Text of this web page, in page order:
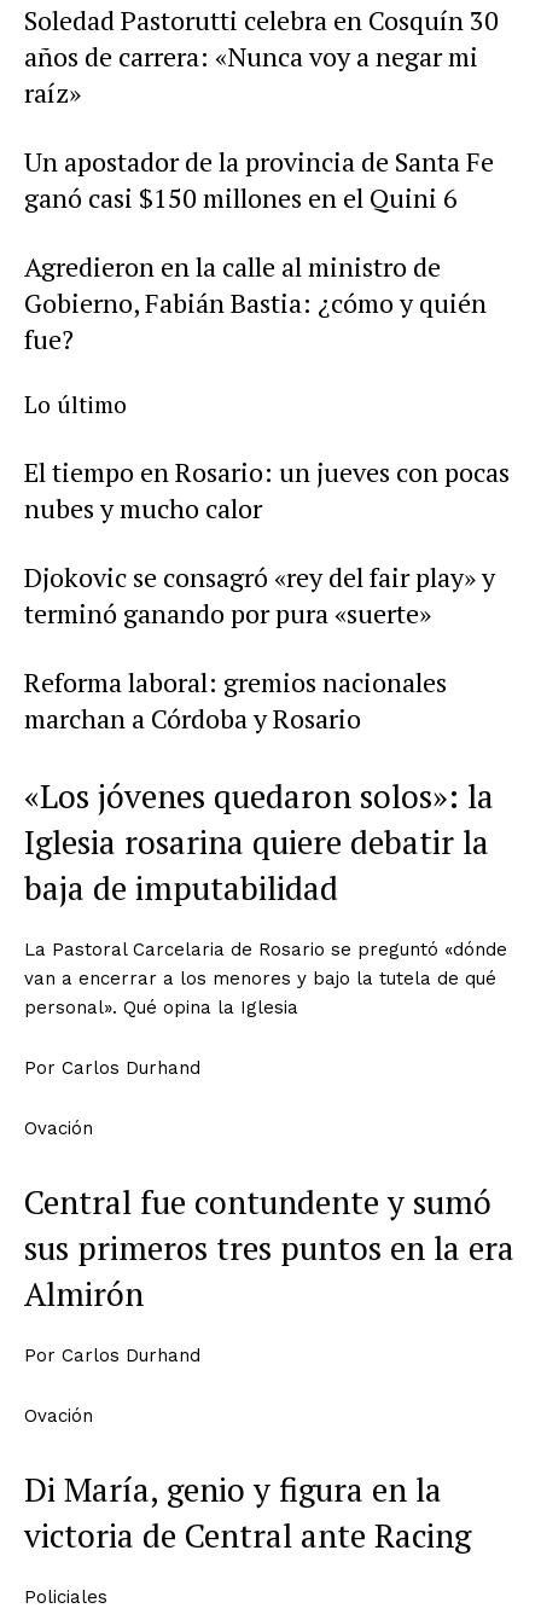
Soledad Pastorutti celebra en Cosquín 30
años de carrera: «Nunca voy a negar mi
raíz»
Un apostador de la provincia de Santa Fe
ganó casi $150 millones en el Quini 6
Agredieron en la calle al ministro de
Gobierno, Fabián Bastia: ¿cómo y quién
fue?
Lo último
El tiempo en Rosario: un jueves con pocas
nubes y mucho calor
Djokovic se consagró «rey del fair play» y
terminó ganando por pura «suerte»
Reforma laboral: gremios nacionales
marchan a Córdoba y Rosario
«Los jóvenes quedaron solos»: la
Iglesia rosarina quiere debatir la
baja de imputabilidad
La Pastoral Carcelaria de Rosario se preguntó «dónde
van a encerrar a los menores y bajo la tutela de qué
personal». Qué opina la Iglesia
Por Carlos Durhand
Ovación
Central fue contundente y sumó
sus primeros tres puntos en la era
Almirón
Por Carlos Durhand
Ovación
Di María, genio y figura en la
victoria de Central ante Racing
Policiales